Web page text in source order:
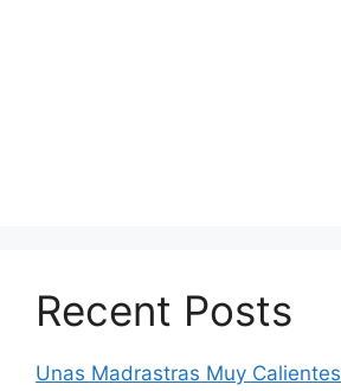
Recent Posts
Unas Madrastras Muy Calientes